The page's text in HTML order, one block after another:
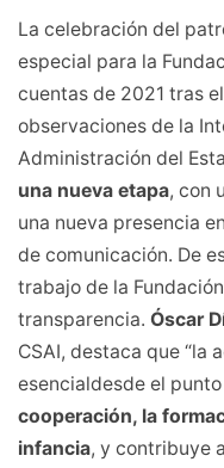
La celebración del
especial para la
cuentas de 2021 tras
observaciones de la
Administración del
una nueva etapa, con
una nueva presencia
de comunicación. De
trabajo de la
transparencia. Óscar
CSAI, destaca que “la
esencialdesde el
cooperación, la
infancia, y contribuye